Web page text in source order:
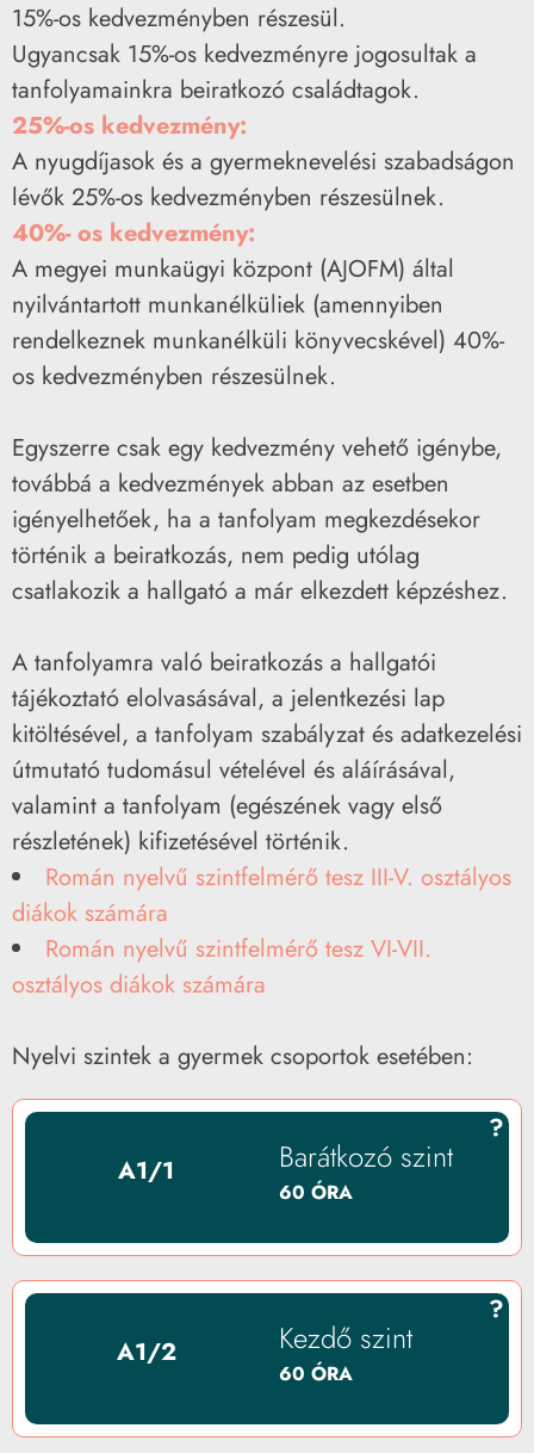
15%-os kedvezményben részesül.
Ugyancsak 15%-os kedvezményre jogosultak a
tanfolyamainkra beiratkozó családtagok.
25%-os kedvezmény:
A nyugdíjasok és a gyermeknevelési szabadságon
lévők 25%-os kedvezményben részesülnek.
40%- os kedvezmény:
A megyei munkaügyi központ (AJOFM) által
nyilvántartott munkanélküliek (amennyiben
rendelkeznek munkanélküli könyvecskével) 40%-
os kedvezményben részesülnek.
Egyszerre csak egy kedvezmény vehető igénybe,
továbbá a kedvezmények abban az esetben
igényelhetőek, ha a tanfolyam megkezdésekor
történik a beiratkozás, nem pedig utólag
csatlakozik a hallgató a már elkezdett képzéshez.
A tanfolyamra való beiratkozás a hallgatói
tájékoztató elolvasásával, a jelentkezési lap
kitöltésével, a tanfolyam szabályzat és adatkezelési
útmutató tudomásul vételével és aláírásával,
valamint a tanfolyam (egészének vagy első
részletének) kifizetésével történik.
Román nyelvű szintfelmérő tesz III-V. osztályos
diákok számára
Román nyelvű szintfelmérő tesz VI-VII.
osztályos diákok számára
Nyelvi szintek a gyermek csoportok esetében:
A1/1 Barátkozó szint
60 ÓRA
?
A1/2 Kezdő szint
60 ÓRA
?